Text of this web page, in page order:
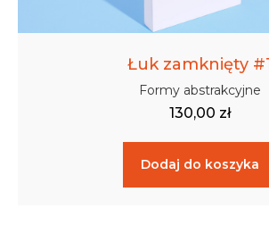
Łuk zamknięty
Formy abstrakcyjne
130,00 zł
Dodaj do koszyka